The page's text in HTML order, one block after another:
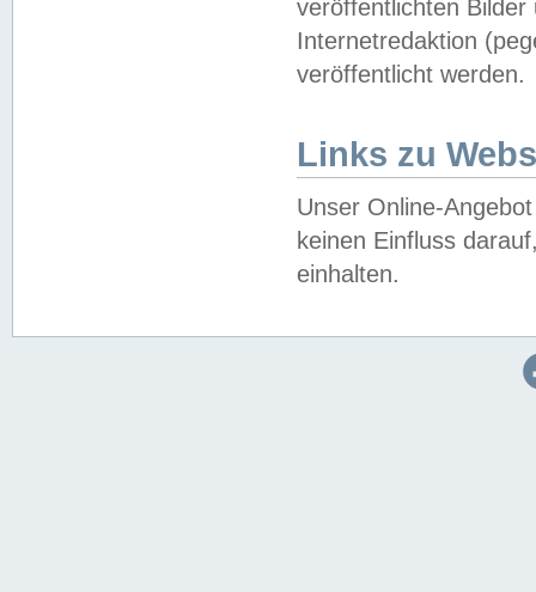
veröffentlichten
Internetredaktion
veröffentlicht werden.
Links zu
Unser Online-
keinen Einfluss
einhalten.